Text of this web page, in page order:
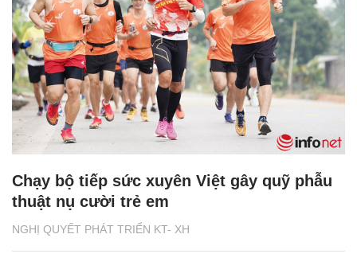
NGHỊ QUYẾT PHÁT TRIỂN KT- XH
Chạy bộ tiếp sức xuyên Việt gây quỹ phẫu
thuật nụ cười trẻ em